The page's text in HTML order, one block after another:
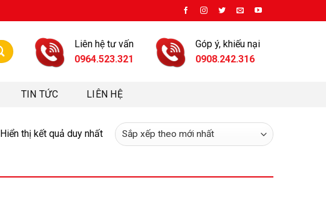
Liên hệ tư vấn
0964.523.321
Góp ý, khiếu nại
0908.242.316
TIN TỨC LIÊN HỆ
Hiển thị kết quả duy nhất